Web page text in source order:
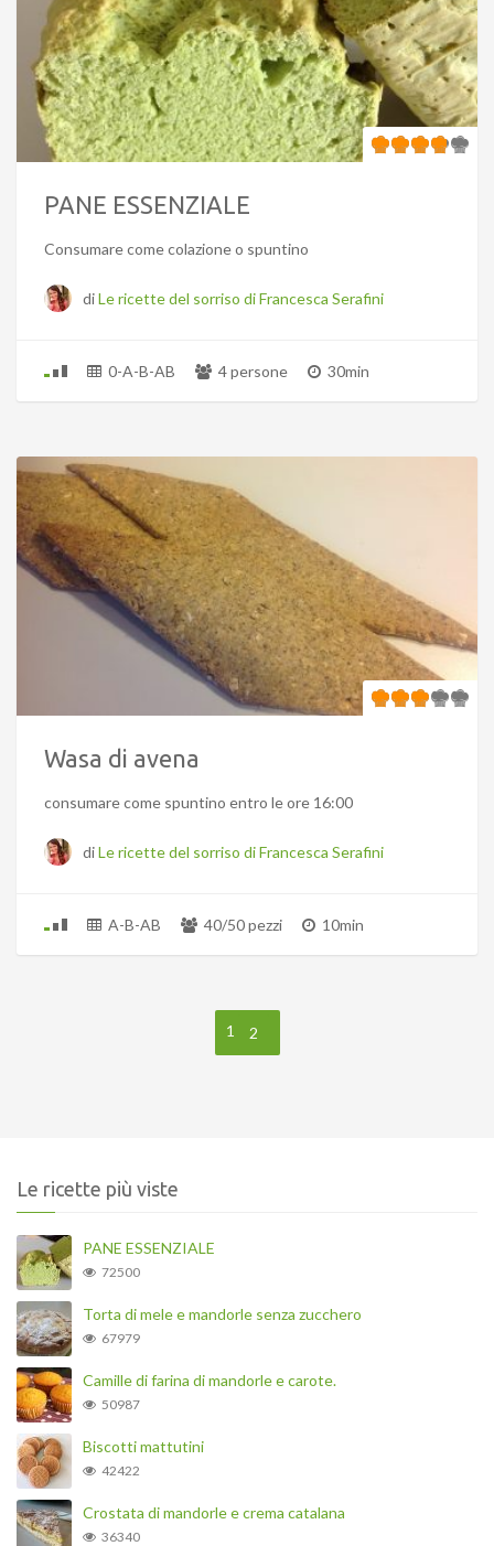
PANE ESSENZIALE
Consumare come colazione o spuntino
diLe ricette del sorriso di Francesca Serafini
0-A-B-AB 4 persone 30min
Wasa di avena
consumare come spuntino entro le ore 16:00
diLe ricette del sorriso di Francesca Serafini
A-B-AB 40/50 pezzi 10min
1 2
Le ricette più viste
PANE ESSENZIALE
72500
Torta di mele e mandorle senza zucchero
67979
Camille di farina di mandorle e carote.
50987
Biscotti mattutini
42422
Crostata di mandorle e crema catalana
36340